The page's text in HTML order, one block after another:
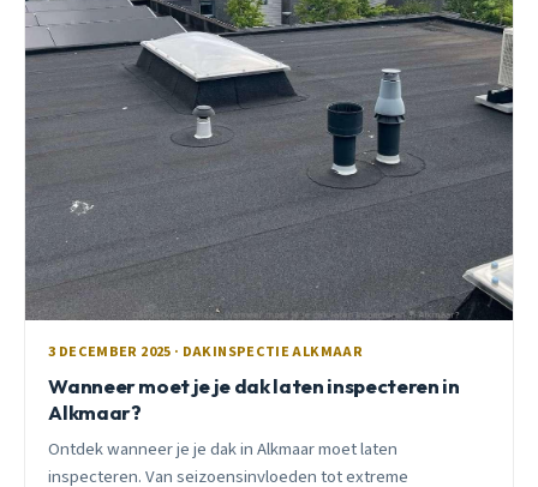
3 DECEMBER 2025 · DAKINSPECTIE ALKMAAR
Wanneer moet je je dak laten inspecteren in
Alkmaar?
Ontdek wanneer je je dak in Alkmaar moet laten
inspecteren. Van seizoensinvloeden tot extreme